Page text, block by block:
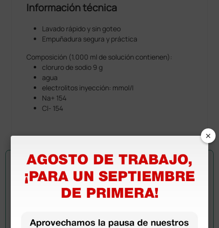
Información técnica
Lavado rápido y sin goteo
Empuñadura segura y práctica
Composición (1.000 ml de solución contienen):
cloruro de sodio 9 g
agua
electrolitos inyección: mmol/I
Na+ 154
Cl- 154
×